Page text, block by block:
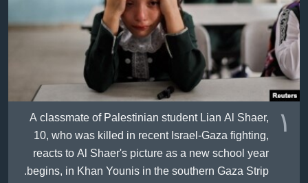
ژیان لە فەرهەنگدا
Learning English
FOLLOW US
زمانه‌کان١
A classmate of Palestinian student Lian Al Shaer,
10, who was killed in recent Israel-Gaza fighting,
reacts to Al Shaer's picture as a new school year
begins, in Khan Younis in the southern Gaza Strip.